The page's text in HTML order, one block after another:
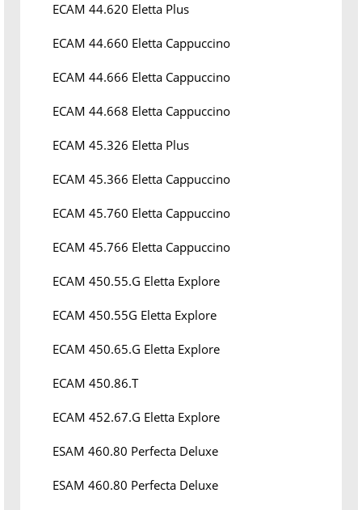
ECAM 44.620 Eletta Plus
ECAM 44.660 Eletta Cappuccino
ECAM 44.666 Eletta Cappuccino
ECAM 44.668 Eletta Cappuccino
ECAM 45.326 Eletta Plus
ECAM 45.366 Eletta Cappuccino
ECAM 45.760 Eletta Cappuccino
ECAM 45.766 Eletta Cappuccino
ECAM 450.55.G Eletta Explore
ECAM 450.55G Eletta Explore
ECAM 450.65.G Eletta Explore
ECAM 450.86.T
ECAM 452.67.G Eletta Explore
ESAM 460.80 Perfecta Deluxe
ESAM 460.80 Perfecta Deluxe